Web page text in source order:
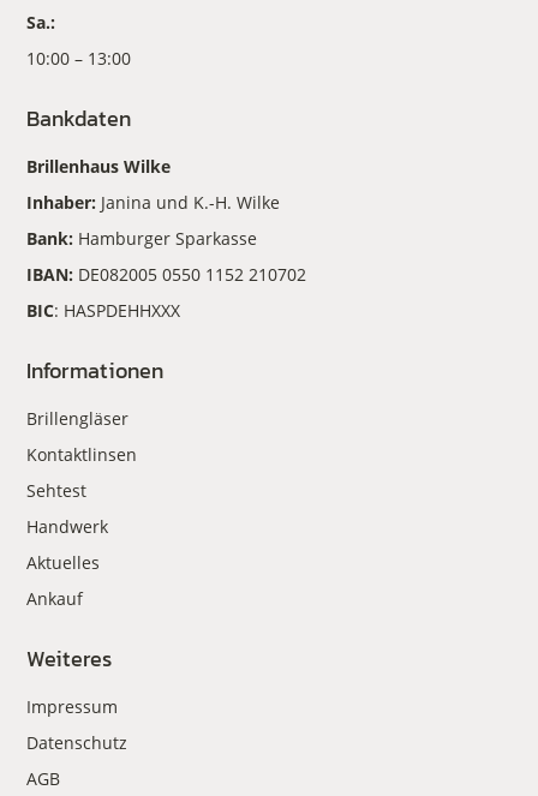
Sa.:
10:00 – 13:00
Bankdaten
Brillenhaus Wilke
Inhaber: Janina und K.-H. Wilke
Bank: Hamburger Sparkasse
IBAN: DE082005 0550 1152 210702
BIC: HASPDEHHXXX
Informationen
Brillengläser
Kontaktlinsen
Sehtest
Handwerk
Aktuelles
Ankauf
Weiteres
Impressum
Datenschutz
AGB